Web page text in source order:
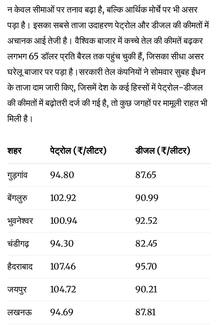
न केवल सीमाओं पर तनाव बढ़ा है, बल्कि आर्थिक मोर्चे पर भी असर
पड़ा है। इसका सबसे ताजा उदाहरण पेट्रोल और डीजल की कीमतों में
अचानक आई तेजी है। वैश्विक बाजार में कच्चे तेल की कीमतें बढ़कर
लगभग 65 डॉलर प्रति बैरल तक पहुंच चुकी हैं, जिसका सीधा असर
घरेलू बाजार पर पड़ा है।सरकारी तेल कंपनियों ने सोमवार सुबह ईंधन
के ताजा दाम जारी किए, जिसमें देश के कई हिस्सों में पेट्रोल-डीजल
की कीमतों में बढ़ोतरी दर्ज की गई है, तो कुछ जगहों पर मामूली राहत भी
मिली है।
शहर पेट्रोल (₹/लीटर) डीजल (₹/लीटर)
गुड़गांव 94.80 87.65
बेंगलुरु 102.92 90.99
भुवनेश्वर 100.94 92.52
चंडीगढ़ 94.30 82.45
हैदराबाद 107.46 95.70
जयपुर 104.72 90.21
लखनऊ 94.69 87.81